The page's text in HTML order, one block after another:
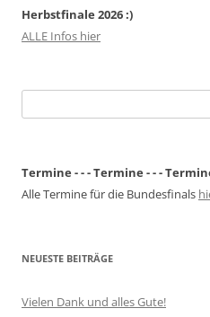
Herbstfinale 2026 :)
ALLE Infos hier
nach:
Termine - - - Termine - - -
Alle Termine für die Bundesfinals
NEUESTE BEITRÄGE
Vielen Dank und alles Gute!